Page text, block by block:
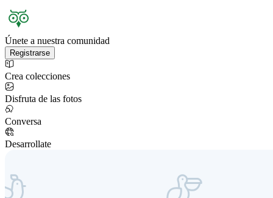
Únete a nuestra comunidad
Registrarse
Crea colecciones
Disfruta de las fotos
Conversa
Desarrollate